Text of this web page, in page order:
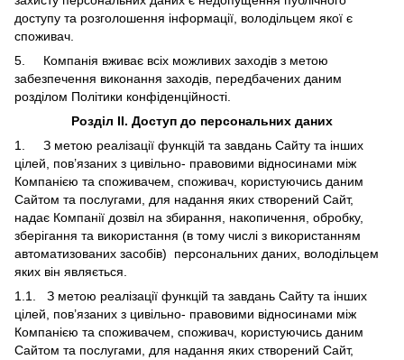
доступу та розголошення інформації, володільцем якої є
споживач.
5. Компанія вживає всіх можливих заходів з метою
забезпечення виконання заходів, передбачених даним
розділом Політики конфіденційності.
Розділ ІІ. Доступ до персональних даних
1. З метою реалізації функцій та завдань Сайту та інших
цілей, пов’язаних з цивільно- правовими відносинами між
Компанією та споживачем, споживач, користуючись даним
Сайтом та послугами, для надання яких створений Сайт,
надає Компанії дозвіл на збирання, накопичення, обробку,
зберігання та використання (в тому числі з використанням
автоматизованих засобів) персональних даних, володільцем
яких він являється.
1.1. З метою реалізації функцій та завдань Сайту та інших
цілей, пов’язаних з цивільно- правовими відносинами між
Компанією та споживачем, споживач, користуючись даним
Сайтом та послугами, для надання яких створений Сайт,